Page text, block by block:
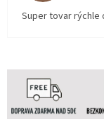
Super tovar rýchle